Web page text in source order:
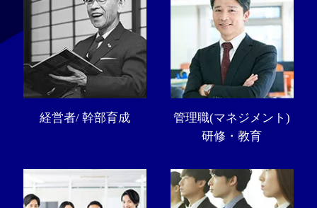
経営者/ 幹部育成
管理職(マネジメント)
研修・教育